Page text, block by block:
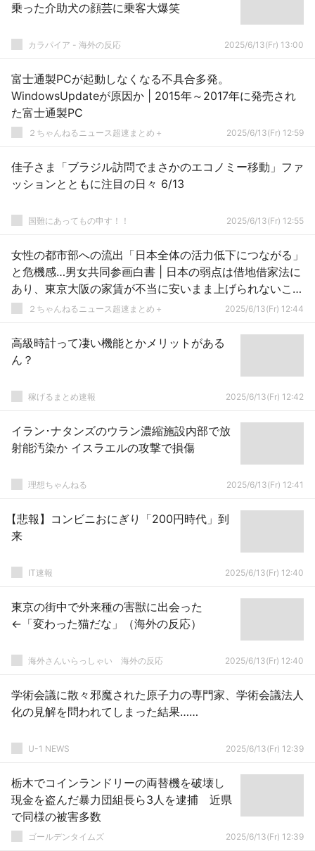
乗った介助犬の顔芸に乗客大爆笑
カラパイア - 海外の反応 2025/6/13(Fr) 13:00
富士通製PCが起動しなくなる不具合多発。
WindowsUpdateが原因か | 2015年～2017年に発売され
た富士通製PC
２ちゃんねるニュース超速まとめ＋ 2025/6/13(Fr) 12:59
佳子さま「ブラジル訪問でまさかのエコノミー移動」ファ
ッションとともに注目の日々 6/13
国難にあってもの申す！！ 2025/6/13(Fr) 12:55
女性の都市部への流出「日本全体の活力低下につながる」
と危機感…男女共同参画白書 | 日本の弱点は借地借家法に
あり、東京大阪の家賃が不当に安いまま上げられないこと
にある２ちゃんねるニュース超速まとめ＋ 2025/6/13(Fr) 12:44
高級時計って凄い機能とかメリットがある
ん？
稼げるまとめ速報 2025/6/13(Fr) 12:42
イラン･ナタンズのウラン濃縮施設内部で放
射能汚染か イスラエルの攻撃で損傷
理想ちゃんねる 2025/6/13(Fr) 12:41
【悲報】コンビニおにぎり「200円時代」到
来
IT速報 2025/6/13(Fr) 12:40
東京の街中で外来種の害獣に出会った
←「変わった猫だな」（海外の反応）
海外さんいらっしゃい 海外の反応 2025/6/13(Fr) 12:40
学術会議に散々邪魔された原子力の専門家、学術会議法人
化の見解を問われてしまった結果……
U-1 NEWS 2025/6/13(Fr) 12:39
栃木でコインランドリーの両替機を破壊し
現金を盗んだ暴力団組長ら3人を逮捕 近県
で同様の被害多数
ゴールデンタイムズ 2025/6/13(Fr) 12:39